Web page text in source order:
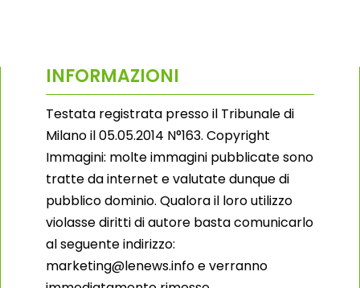
INFORMAZIONI
Testata registrata presso il Tribunale di
Milano il 05.05.2014 N°163. Copyright
Immagini: molte immagini pubblicate sono
tratte da internet e valutate dunque di
pubblico dominio. Qualora il loro utilizzo
violasse diritti di autore basta comunicarlo
al seguente indirizzo:
marketing@lenews.info e verranno